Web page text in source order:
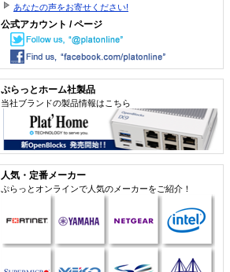
あなたの声をお寄せください!
公式アカウント / ページ
ぷらっとホーム社製品
当社ブランドの製品情報はこちら
人気・定番メーカー
ぷらっとオンラインで人気のメーカーをご紹介！